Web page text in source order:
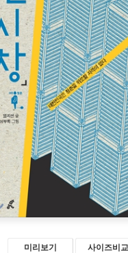
미리보기 사이즈비교